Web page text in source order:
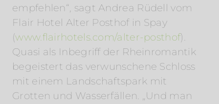
empfehlen“, sagt Andrea Rüdell vom
Flair Hotel Alter Posthof in Spay
(www.flairhotels.com/alter-posthof).
Quasi als Inbegriff der Rheinromantik
begeistert das verwunschene Schloss
mit einem Landschaftspark mit
Grotten und Wasserfällen. „Und man